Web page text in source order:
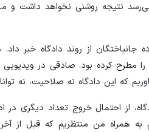
نتیجه روشنی نخواهد داشت و
جانباختگان از روند دادگاه
۴ جانباخته پرواز ۷۵۲ اوکراین هم آن را مطرح
همراه من منتظریم که قبل از